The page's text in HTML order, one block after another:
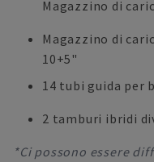
Magazzino di
Magazzino di
10+5"
14 tubi guida per
2 tamburi ibridi
*Ci possono essere